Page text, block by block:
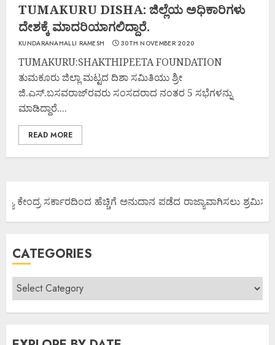
TUMAKURU DISHA: ಜಿಲ್ಲೆಯ ಅಧಿಕಾರಿಗಳು
ದೇಶಕ್ಕೆ ಮಾದರಿಯಾಗಲಿದ್ದಾರೆ.
KUNDARANAHALLI RAMESH 30TH NOVEMBER 2020
TUMAKURU:SHAKTHIPEETA FOUNDATION
ತುಮಕೂರು ಜಿಲ್ಲಾ ಮಟ್ಟದ ದಿಶಾ ಸಮಿತಿಯು ಶ್ರೀ
ಜಿ.ಎಸ್.ಬಸವರಾಜ್‌ರವರು ಸಂಸದರಾದ ನಂತರ 5 ಸಭೆಗಳನ್ನು
ಮಾಡಿದ್ದಾರೆ....
READ MORE
ಕೇಂದ್ರ ಸರ್ಕಾರದಿಂದ ಹೆಚ್ಚಿಗೆ ಅನುದಾನ ಪಡೆದ ರಾಜ್ಯಾವಾಗಿಸಲು
CATEGORIES